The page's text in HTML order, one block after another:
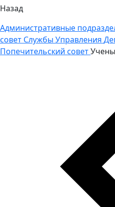
Назад
Административные
совет Службы Управления
Попечительский совет